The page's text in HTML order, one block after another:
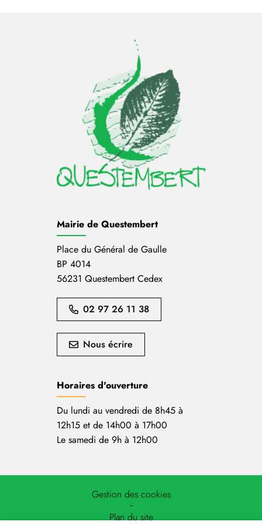
Mairie de Questembert
Place du Général de Gaulle
BP 4014
56231 Questembert Cedex
02 97 26 11 38
Nous écrire
Horaires d'ouverture
Du lundi au vendredi de 8h45 à
12h15 et de 14h00 à 17h00
Le samedi de 9h à 12h00
Gestion des cookies
Plan du site